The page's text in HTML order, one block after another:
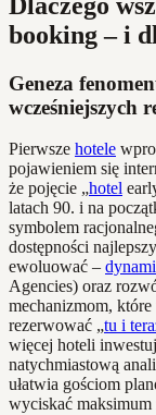
booking – i
Geneza
wcześniejszych
Pierwsze hotele
pojawieniem się
że pojęcie „hotel
latach 90. i na
symbolem
dostępności
ewoluować –
Agencies) oraz
mechanizmom,
rezerwować „tu i
więcej hoteli
natychmiastową
ułatwia gościom
wyciskać